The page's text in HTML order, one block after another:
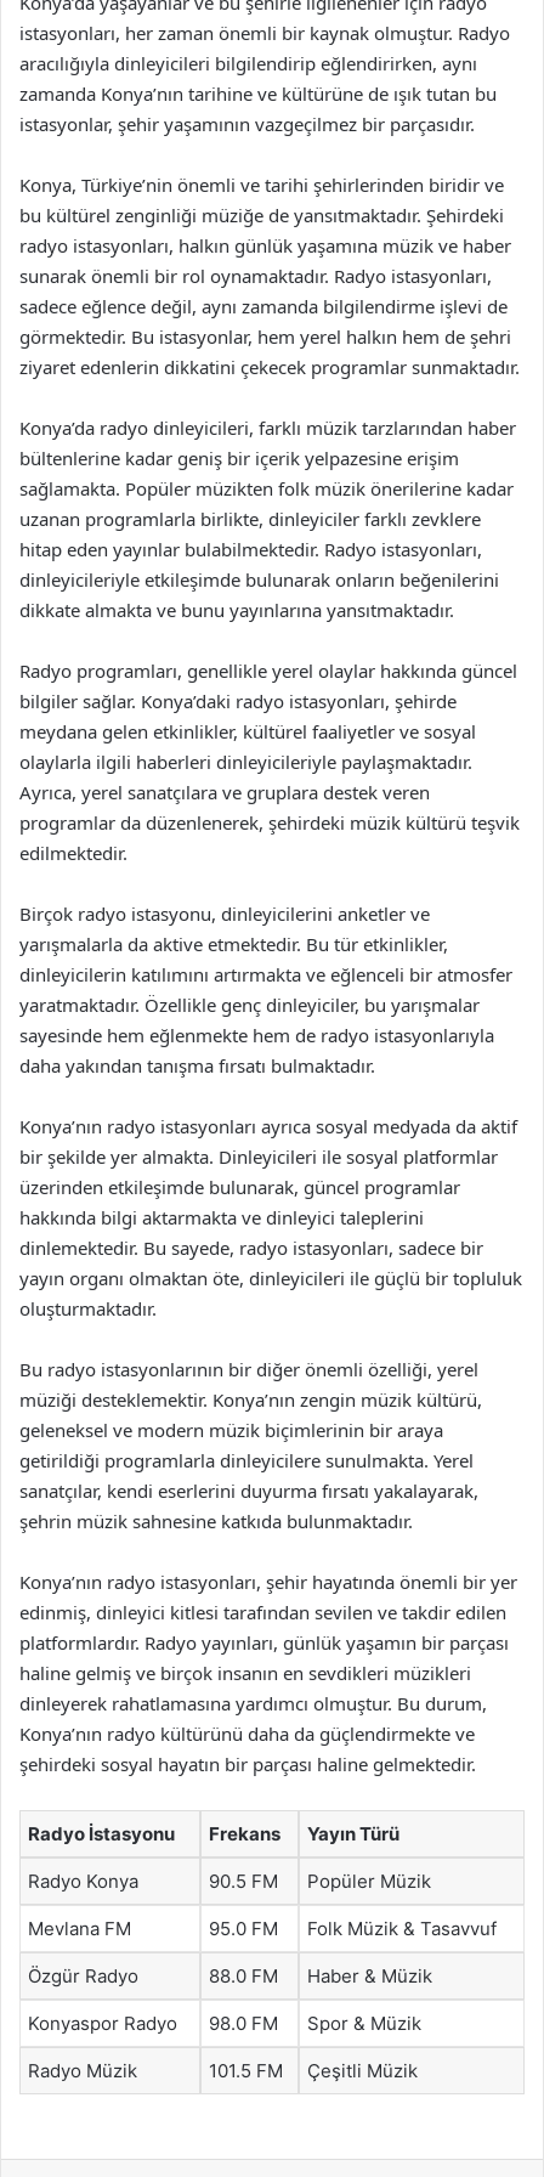
istasyonları, her zaman önemli bir kaynak olmuştur. Radyo
aracılığıyla dinleyicileri bilgilendirip eğlendirirken, aynı
zamanda Konya’nın tarihine ve kültürüne de ışık tutan bu
istasyonlar, şehir yaşamının vazgeçilmez bir parçasıdır.
Konya, Türkiye’nin önemli ve tarihi şehirlerinden biridir ve
bu kültürel zenginliği müziğe de yansıtmaktadır. Şehirdeki
radyo istasyonları, halkın günlük yaşamına müzik ve haber
sunarak önemli bir rol oynamaktadır. Radyo istasyonları,
sadece eğlence değil, aynı zamanda bilgilendirme işlevi de
görmektedir. Bu istasyonlar, hem yerel halkın hem de şehri
ziyaret edenlerin dikkatini çekecek programlar sunmaktadır.
Konya’da radyo dinleyicileri, farklı müzik tarzlarından haber
bültenlerine kadar geniş bir içerik yelpazesine erişim
sağlamakta. Popüler müzikten folk müzik önerilerine kadar
uzanan programlarla birlikte, dinleyiciler farklı zevklere
hitap eden yayınlar bulabilmektedir. Radyo istasyonları,
dinleyicileriyle etkileşimde bulunarak onların beğenilerini
dikkate almakta ve bunu yayınlarına yansıtmaktadır.
Radyo programları, genellikle yerel olaylar hakkında güncel
bilgiler sağlar. Konya’daki radyo istasyonları, şehirde
meydana gelen etkinlikler, kültürel faaliyetler ve sosyal
olaylarla ilgili haberleri dinleyicileriyle paylaşmaktadır.
Ayrıca, yerel sanatçılara ve gruplara destek veren
programlar da düzenlenerek, şehirdeki müzik kültürü teşvik
edilmektedir.
Birçok radyo istasyonu, dinleyicilerini anketler ve
yarışmalarla da aktive etmektedir. Bu tür etkinlikler,
dinleyicilerin katılımını artırmakta ve eğlenceli bir atmosfer
yaratmaktadır. Özellikle genç dinleyiciler, bu yarışmalar
sayesinde hem eğlenmekte hem de radyo istasyonlarıyla
daha yakından tanışma fırsatı bulmaktadır.
Konya’nın radyo istasyonları ayrıca sosyal medyada da aktif
bir şekilde yer almakta. Dinleyicileri ile sosyal platformlar
üzerinden etkileşimde bulunarak, güncel programlar
hakkında bilgi aktarmakta ve dinleyici taleplerini
dinlemektedir. Bu sayede, radyo istasyonları, sadece bir
yayın organı olmaktan öte, dinleyicileri ile güçlü bir topluluk
oluşturmaktadır.
Bu radyo istasyonlarının bir diğer önemli özelliği, yerel
müziği desteklemektir. Konya’nın zengin müzik kültürü,
geleneksel ve modern müzik biçimlerinin bir araya
getirildiği programlarla dinleyicilere sunulmakta. Yerel
sanatçılar, kendi eserlerini duyurma fırsatı yakalayarak,
şehrin müzik sahnesine katkıda bulunmaktadır.
Konya’nın radyo istasyonları, şehir hayatında önemli bir yer
edinmiş, dinleyici kitlesi tarafından sevilen ve takdir edilen
platformlardır. Radyo yayınları, günlük yaşamın bir parçası
haline gelmiş ve birçok insanın en sevdikleri müzikleri
dinleyerek rahatlamasına yardımcı olmuştur. Bu durum,
Konya’nın radyo kültürünü daha da güçlendirmekte ve
şehirdeki sosyal hayatın bir parçası haline gelmektedir.
Radyo İstasyonu Frekans Yayın Türü
Radyo Konya 90.5 FM Popüler Müzik
Mevlana FM 95.0 FM Folk Müzik & Tasavvuf
Özgür Radyo 88.0 FM Haber & Müzik
Konyaspor Radyo 98.0 FM Spor & Müzik
Radyo Müzik 101.5 FM Çeşitli Müzik